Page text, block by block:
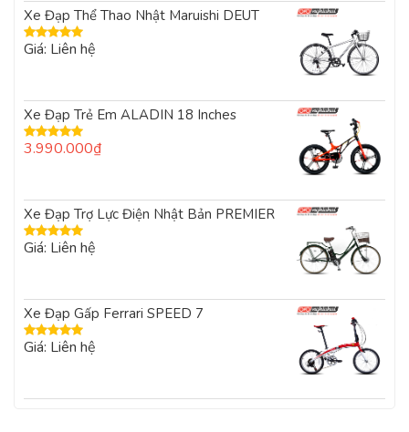
Xe Đạp Thể Thao Nhật Maruishi DEUT
Được xếp
Giá: Liên hệ
Xe Đạp Trẻ Em ALADIN 18 Inches
Được xếp
3.990.000₫
Xe Đạp Trợ Lực Điện Nhật Bản PREMIER
Được xếp
Giá: Liên hệ
Xe Đạp Gấp Ferrari SPEED 7
Được xếp
Giá: Liên hệ